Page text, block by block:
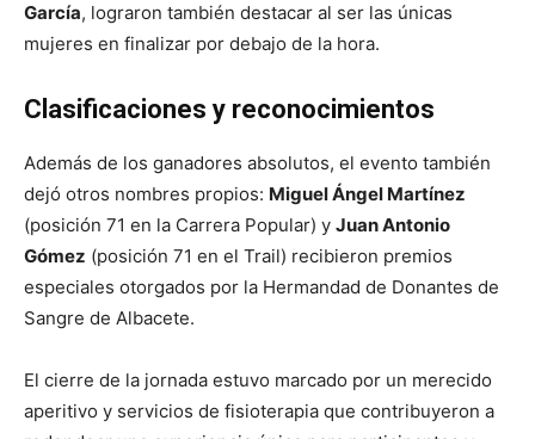
García, lograron también destacar al ser las únicas
mujeres en finalizar por debajo de la hora.
Clasificaciones y reconocimientos
Además de los ganadores absolutos, el evento también
dejó otros nombres propios: Miguel Ángel Martínez
(posición 71 en la Carrera Popular) y Juan Antonio
Gómez (posición 71 en el Trail) recibieron premios
especiales otorgados por la Hermandad de Donantes de
Sangre de Albacete.
El cierre de la jornada estuvo marcado por un merecido
aperitivo y servicios de fisioterapia que contribuyeron a